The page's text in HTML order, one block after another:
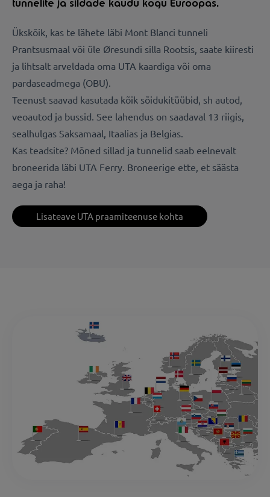
tunnelite ja sildade kaudu kogu Euroopas.
Ükskõik, kas te lähete läbi Mont Blanci tunneli
Prantsusmaal või üle Øresundi silla Rootsis, saate kiiresti
ja lihtsalt arveldada oma UTA kaardiga või oma
pardaseadmega (OBU).
Teenust saavad kasutada kõik sõidukitüübid, sh autod,
veoautod ja bussid. See lahendus on saadaval 13 riigis,
sealhulgas Saksamaal, Itaalias ja Belgias.
Kas teadsite? Mõned sillad ja tunnelid saab eelnevalt
broneerida läbi UTA Ferry. Broneerige ette, et säästa
aega ja raha!
Lisateave UTA praamiteenuse kohta